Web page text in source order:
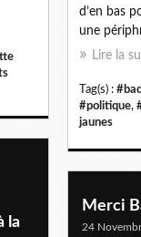
d’en bas
une
Lire la
Tag(s) :
#politique,
jaunes
la
Merci
24